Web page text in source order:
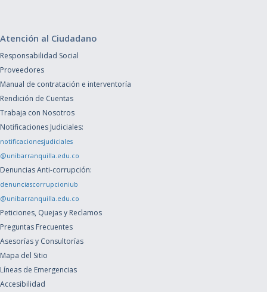
Atención al Ciudadano
Responsabilidad Social
Proveedores
Manual de contratación e interventoría
Rendición de Cuentas
Trabaja con Nosotros
Notificaciones Judiciales:
notificacionesjudiciales
@unibarranquilla.edu.co
Denuncias Anti-corrupción:
denunciascorrupcioniub
@unibarranquilla.edu.co
Peticiones, Quejas y Reclamos
Preguntas Frecuentes
Asesorías y Consultorías
Mapa del Sitio
Líneas de Emergencias
Accesibilidad